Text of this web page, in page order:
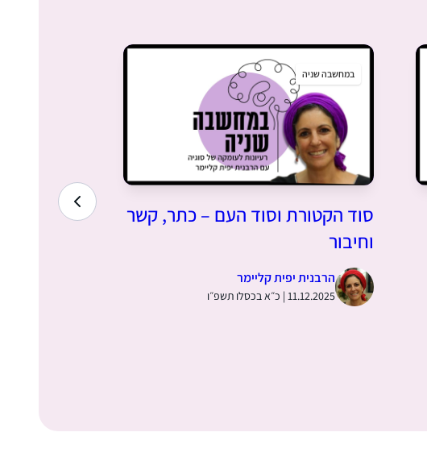
במחשבה שניה
סוד הקטורת וסוד העם – כתר, קשר
וחיבור
הרבנית יפית קליימר
11.12.2025 | כ״א בכסלו תשפ״ו
שלושה